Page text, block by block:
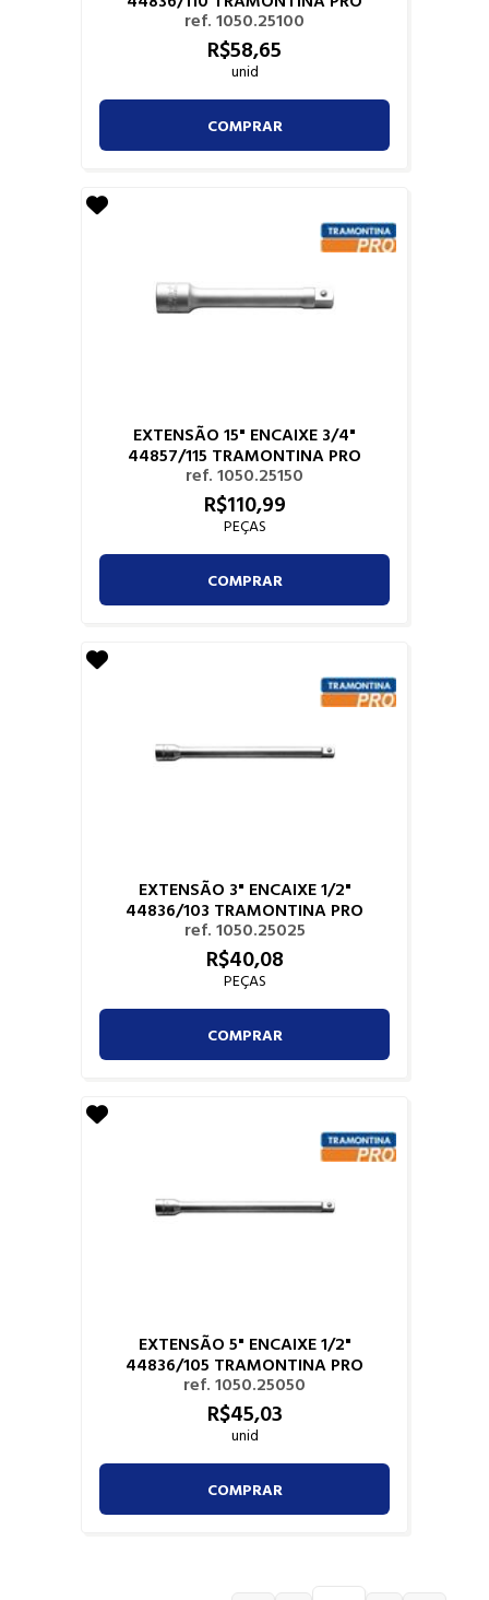
ref. 1050.25100
R$58,65
unid
COMPRAR
EXTENSÃO 15" ENCAIXE 3/4"
44857/115 TRAMONTINA PRO
ref. 1050.25150
R$110,99
PEÇAS
COMPRAR
EXTENSÃO 3" ENCAIXE 1/2"
44836/103 TRAMONTINA PRO
ref. 1050.25025
R$40,08
PEÇAS
COMPRAR
EXTENSÃO 5" ENCAIXE 1/2"
44836/105 TRAMONTINA PRO
ref. 1050.25050
R$45,03
unid
COMPRAR